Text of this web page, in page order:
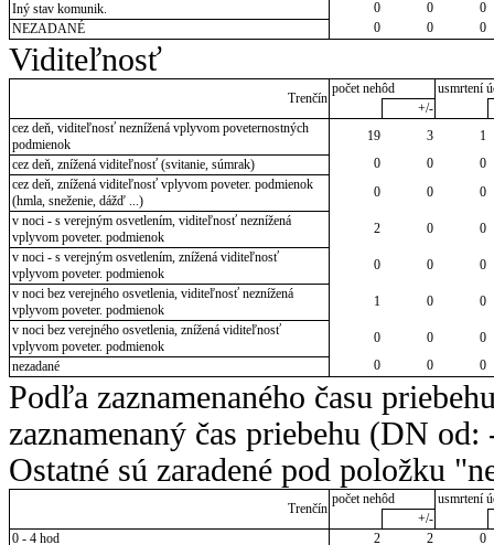
Iný stav komunik. 0 0
0
NEZADANÉ
0 0 0
Viditeľnosť
Trenčín
počet nehôd
usmrtení
+/-
cez deň, viditeľnosť neznížená vplyvom poveternostných
podmienok
19 3
1
cez deň, znížená viditeľnosť (svitanie, súmrak)
0 0
0
cez deň, znížená viditeľnosť vplyvom poveter. podmienok
(hmla, sneženie, dážď ...)
0 0
0
v noci - s verejným osvetlením, viditeľnosť neznížená
vplyvom poveter. podmienok
2 0
0
v noci - s verejným osvetlením, znížená viditeľnosť
vplyvom poveter. podmienok
0 0
0
v noci bez verejného osvetlenia, viditeľnosť neznížená
vplyvom poveter. podmienok
1 0
0
v noci bez verejného osvetlenia, znížená viditeľnosť
vplyvom poveter. podmienok
0 0
0
nezadané
0 0 0
Podľa zaznamenaného času
zaznamenaný čas priebehu (DN
Ostatné sú zaradené pod položku
Trenčín
počet nehôd
usmrtení
+/-
0 - 4 hod
2 2
0